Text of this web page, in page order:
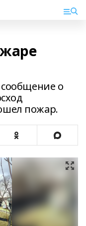
сообщение о
пожар.